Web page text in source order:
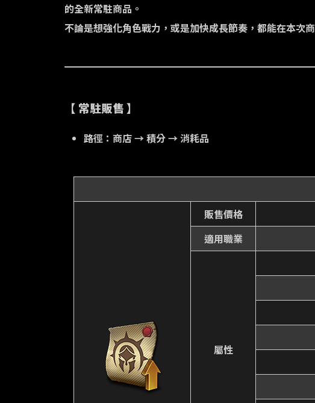
的全新常駐商品。
不論是想強化角色戰力，或是加快成長節奏，都能在本次
【 常駐販售 】
路徑：商店 → 積分 → 消耗品
販售價格
適用職業
屬性